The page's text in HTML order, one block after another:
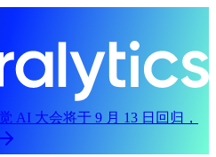
AI 大会将于 9 月 13 日回归，